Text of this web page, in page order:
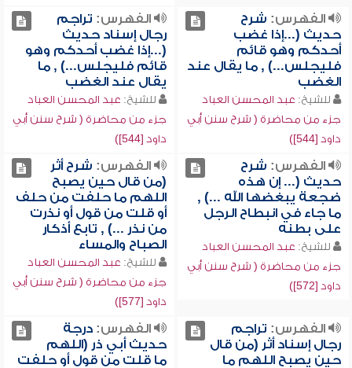
الفهرس: شرح
حديث (...إذا غضب
أحدكم وهو قائم
فليجلس...) , ما يقال عند
الغضب
للشيخ: عبد المحسن العباد
جزء من محاضرة ( شرح سنن أبي
داود [544])
الفهرس: تراجم
رجال إسناد حديث
(...إذا غضب أحدكم وهو
قائم فليجلس...) , ما
يقال عند الغضب
للشيخ: عبد المحسن العباد
جزء من محاضرة ( شرح سنن أبي
داود [544])
الفهرس: شرح
حديث (... إن هذه
ضجعة يبغضها الله ...) ,
ما جاء في انبطاح الرجل
على بطنه
للشيخ: عبد المحسن العباد
جزء من محاضرة ( شرح سنن أبي
داود [572])
الفهرس: شرح أثر
(من قال حين يصبح
اللهم ما حلفت من حلف
أو قلت من قول أو نذرت
من نذر ...) , تابع أذكار
الصباح والمساء
للشيخ: عبد المحسن العباد
جزء من محاضرة ( شرح سنن أبي
داود [577])
الفهرس: تراجم
رجال إسناد أثر (من قال
حين يصبح اللهم ما
الفهرس:درجة
حديث أبي ذر (اللهم
ما قلت من قول أو حلفت